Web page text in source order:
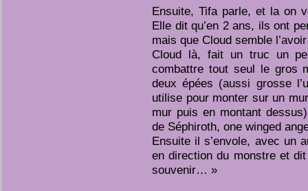
Ensuite, Tifa parle, et la on
Elle dit qu’en 2 ans, ils ont
mais que Cloud semble
Cloud là, fait un truc un
combattre tout seul le gros
deux épées (aussi grosse
utilise pour monter sur un
mur puis en montant
de Séphiroth, one winged
Ensuite il s’envole, avec un
en direction du monstre et
souvenir… »